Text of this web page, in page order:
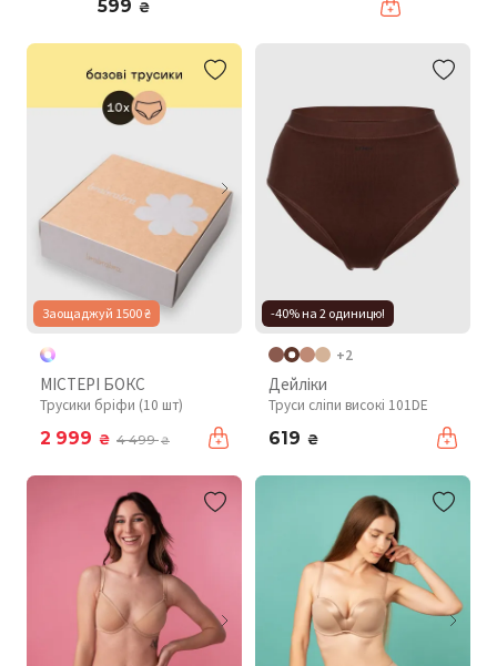
599 ₴
Заощаджуй 1500 ₴
МІСТЕРІ БОКС
Трусики бріфи (10 шт)
2 999 ₴ 4 499₴
-40% на 2 одиницю!
+2
Дейліки
Труси сліпи високі 101DE
619 ₴